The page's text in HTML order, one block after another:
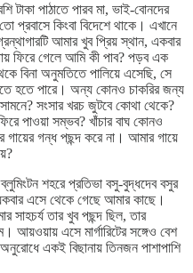
টাকা পাঠাতে পারব মা, ভাই-বোনদের
কিংবা বিদেশে থাকে। এখানে
আমার খুব প্রিয় স্থান, একবার
ফিরে গেলে আমি কী পাব? পড়ব এক
বিনা অনুমতিতে পালিয়ে এসেছি, সে
হতে পারে। অন্য কোনও চাকরির জন্য
সংসার খরচ জুটবে কোথা থেকে?
পাওয়া সম্ভব? খাঁচার বাঘ কোনও
গায়ের গন্ধ পছন্দ করে না। আমার গায়ে
শহরে প্রতিভা বসু-বুদ্ধদেব বসুর
এসে থেকে গেছে আমার কাছে।
সাহচর্য তার খুব পছন্দ ছিল, তার
আয়ওয়ায় এসে মার্গারিটের সঙ্গেও বেশ
একই বিছানায় তিনজন পাশাপাশি